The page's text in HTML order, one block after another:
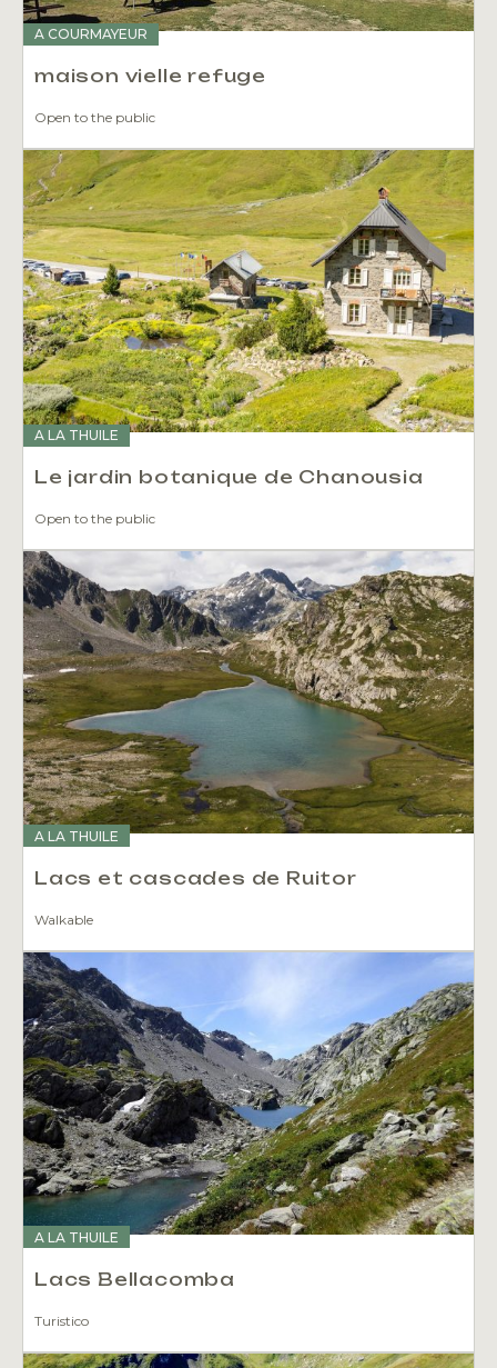
A COURMAYEUR
maison vielle refuge
Open to the public
A LA THUILE
Le jardin botanique de Chanousia
Open to the public
A LA THUILE
Lacs et cascades de Ruitor
Walkable
A LA THUILE
Lacs Bellacomba
Turistico